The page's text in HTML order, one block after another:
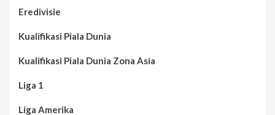
Eredivisie
Kualifikasi Piala Dunia
Kualifikasi Piala Dunia Zona Asia
Liga 1
Liga Amerika